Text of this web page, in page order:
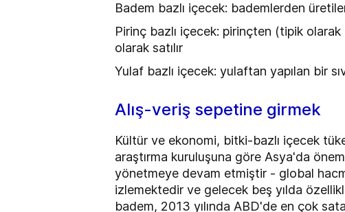
Badem bazlı içecek: bademlerden
Pirinç bazlı içecek: pirinçten (tipik olarak
olarak satılır
Yulaf bazlı içecek: yulaftan yapılan bir
Alış-veriş sepetine girmek
Kültür ve ekonomi, bitki-bazlı içecek
araştırma kuruluşuna göre Asya'da
yönetmeye devam etmiştir - global
izlemektedir ve gelecek beş yılda
badem, 2013 yılında ABD'de en çok